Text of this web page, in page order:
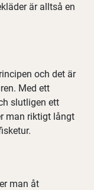
är alltså en
och det är
Med ett
slutligen ett
man riktigt långt
man åt